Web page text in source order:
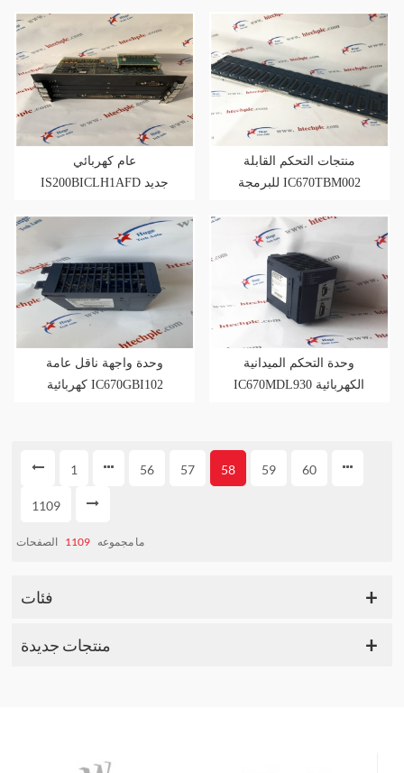
عام كهربائي
IS200BICLH1AFD جديد
منتجات التحكم القابلة
للبرمجة IC670TBM002
وحدة واجهة ناقل عامة
كهربائية IC670GBI102
وحدة التحكم الميدانية
IC670MDL930 الكهربائية
1 56 57 58 59 60
1109
ما مجموعه 1109 الصفحات
فئات
منتجات جديدة